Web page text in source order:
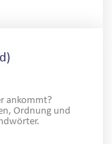
ankommt?
Ordnung und